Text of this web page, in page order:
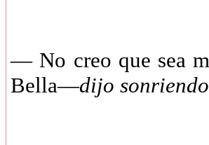
— No creo que sea
Bella—dijo sonriendo